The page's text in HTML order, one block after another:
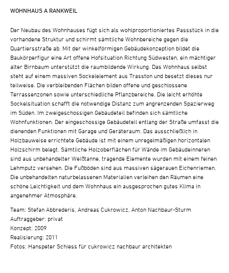
WOHNHAUS A RANKWEIL
Der Neubau des Wohnhauses fügt sich als wohlproportioniertes Passstück in die
vorhandene Struktur und schirmt sämtliche Wohnbereiche gegen die
Quartiersstraße ab. Mit der winkelförmigen Gebäudekonzeption bildet die
Baukörperfigur eine Art offene Hofsituation Richtung Südwesten, ein mächtiger
alter Birnbaum unterstützt die raumbildende Wirkung. Das Wohnhaus selbst
steht auf einem massiven Sockelelement aus Trasston und besetzt dieses nur
teilweise. Die verbleibenden Flächen bilden offene und geschlossene
Terrassenzonen sowie unterschiedliche Pflanzbereiche. Die leicht erhöhte
Sockelsituation schafft die notwendige Distanz zum angrenzenden Spazierweg
im Süden. Im zweigeschossigen Gebäudeteil befinden sich sämtliche
Wohnfunktionen. Der eingeschossige Gebäudeteil entlang der Straße umfasst die
dienenden Funktionen mit Garage und Geräteraum. Das ausschließlich in
Holzbauweise errichtete Gebäude ist mit einem unregelmäßigen horizontalen
Holzschirm belegt. Sämtliche Holzoberflächen für Wände im Gebäudeinneren
sind aus unbehandelter Weißtanne, tragende Elemente wurden mit einem feinen
Lehmputz versehen. Die Fußböden sind aus massiven sägerauen Eichenriemen.
Die unbehandelten naturbelassenen Materialien verleihen den Räumen eine
schöne Leichtigkeit und dem Wohnhaus ein ausgesprochen gutes Klima in
angenehmer Atmosphäre.
Team: Stefan Abbrederis, Andreas Cukrowicz, Anton Nachbaur-Sturm
Auftraggeber: privat
Konzept: 2009
Realisierung: 2011
Fotos: Hanspeter Schiess für cukrowicz nachbaur architekten